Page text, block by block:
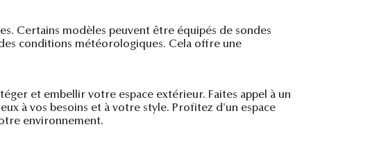
Certains modèles peuvent être équipés de sondes
conditions météorologiques. Cela offre une
et embellir votre espace extérieur. Faites appel à un
à vos besoins et à votre style. Profitez d'un espace
environnement.